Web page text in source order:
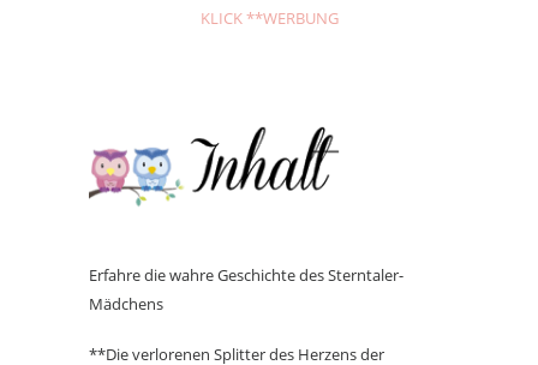
KLICK **WERBUNG
Erfahre die wahre Geschichte des Sterntaler-
Mädchens
**Die verlorenen Splitter des Herzens der